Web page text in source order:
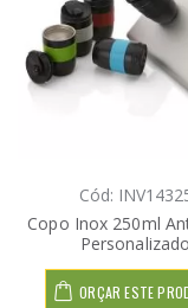
Cód:
Copo Inox 250ml
Personalizado
ORÇAR ESTE